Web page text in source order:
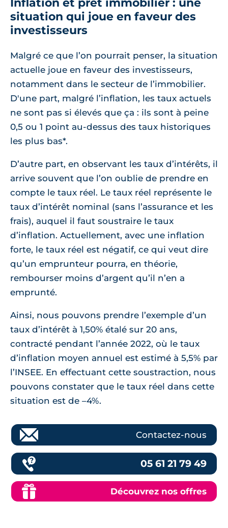
Inflation et prêt immobilier : une
situation qui joue en faveur des
investisseurs
Malgré ce que l’on pourrait penser, la situation
actuelle joue en faveur des investisseurs,
notamment dans le secteur de l’immobilier.
D'une part, malgré l’inflation, les taux actuels
ne sont pas si élevés que ça : ils sont à peine
0,5 ou 1 point au-dessus des taux historiques
les plus bas*.
D’autre part, en observant les taux d’intérêts, il
arrive souvent que l’on oublie de prendre en
compte le taux réel. Le taux réel représente le
taux d’intérêt nominal (sans l’assurance et les
frais), auquel il faut soustraire le taux
d’inflation. Actuellement, avec une inflation
forte, le taux réel est négatif, ce qui veut dire
qu’un emprunteur pourra, en théorie,
rembourser moins d’argent qu’il n’en a
emprunté.
Ainsi, nous pouvons prendre l’exemple d’un
taux d’intérêt à 1,50% étalé sur 20 ans,
contracté pendant l’année 2022, où le taux
d’inflation moyen annuel est estimé à 5,5% par
l’INSEE. En effectuant cette soustraction, nous
pouvons constater que le taux réel dans cette
situation est de –4%.
Contactez-nous
05 61 21 79 49
Découvrez nos offres